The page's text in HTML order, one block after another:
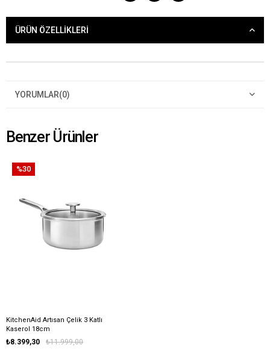
ÜRÜN ÖZELLIKLERI
YORUMLAR(0)
Benzer Ürünler
KitchenAid Artısan Çelik 3 Katlı
Kaserol 18cm
₺8.399,30 ₺11.999,00
%30